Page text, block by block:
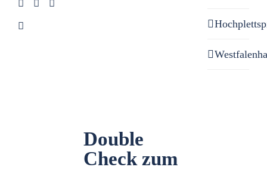
Double
Check zum